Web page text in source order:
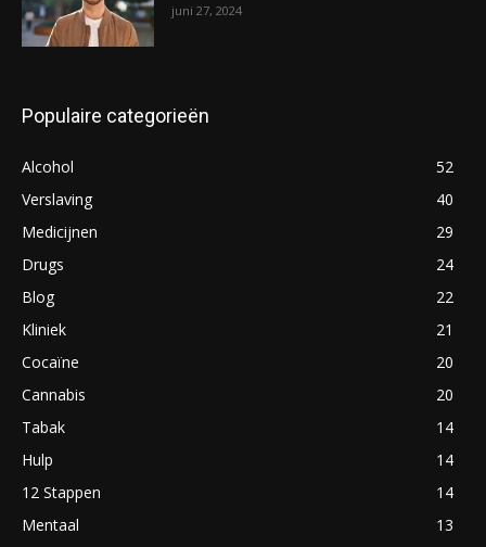
juni 27, 2024
Populaire categorieën
Alcohol
52
Verslaving
40
Medicijnen
29
Drugs
24
Blog
22
Kliniek
21
Cocaïne
20
Cannabis
20
Tabak
14
Hulp
14
12 Stappen
14
Mentaal
13